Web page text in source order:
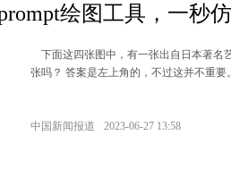
绘图工具，一秒
下面这四张图中，有一张出自日本著名
张吗？ 答案是左上角的，不过这并不重要
中国新闻报道 2023-06-27 13:58